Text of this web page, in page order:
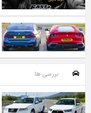
بررسی ها